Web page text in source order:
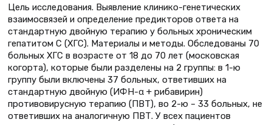
Цель исследования. Выявление клинико-генетических
взаимосвязей и определение предикторов ответа на
стандартную двойную терапию у больных хроническим
гепатитом С (ХГС). Материалы и методы. Обследованы 70
больных ХГС в возрасте от 18 до 70 лет (московская
когорта), которые были разделены на 2 группы: в 1-ю
группу были включены 37 больных, ответивших на
стандартную двойную (ИФН-α + рибавирин)
противовирусную терапию (ПВТ), во 2-ю – 33 больных, не
ответивших на аналогичную ПВТ. У всех пациентов